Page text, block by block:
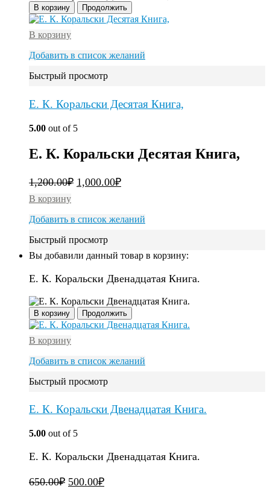
В корзину Продолжить
В корзину
Добавить в список желаний
Быстрый просмотр
Е. К. Коральски Десятая Книга,
5.00 out of 5
Е. К. Коральски Десятая Книга,
1,200.00₽ 1,000.00₽
В корзину
Добавить в список желаний
Быстрый просмотр
Вы добавили данный товар в корзину:
Е. К. Коральски Двенадцатая Книга.
В корзину Продолжить
В корзину
Добавить в список желаний
Быстрый просмотр
Е. К. Коральски Двенадцатая Книга.
5.00 out of 5
Е. К. Коральски Двенадцатая Книга.
650.00₽ 500.00₽